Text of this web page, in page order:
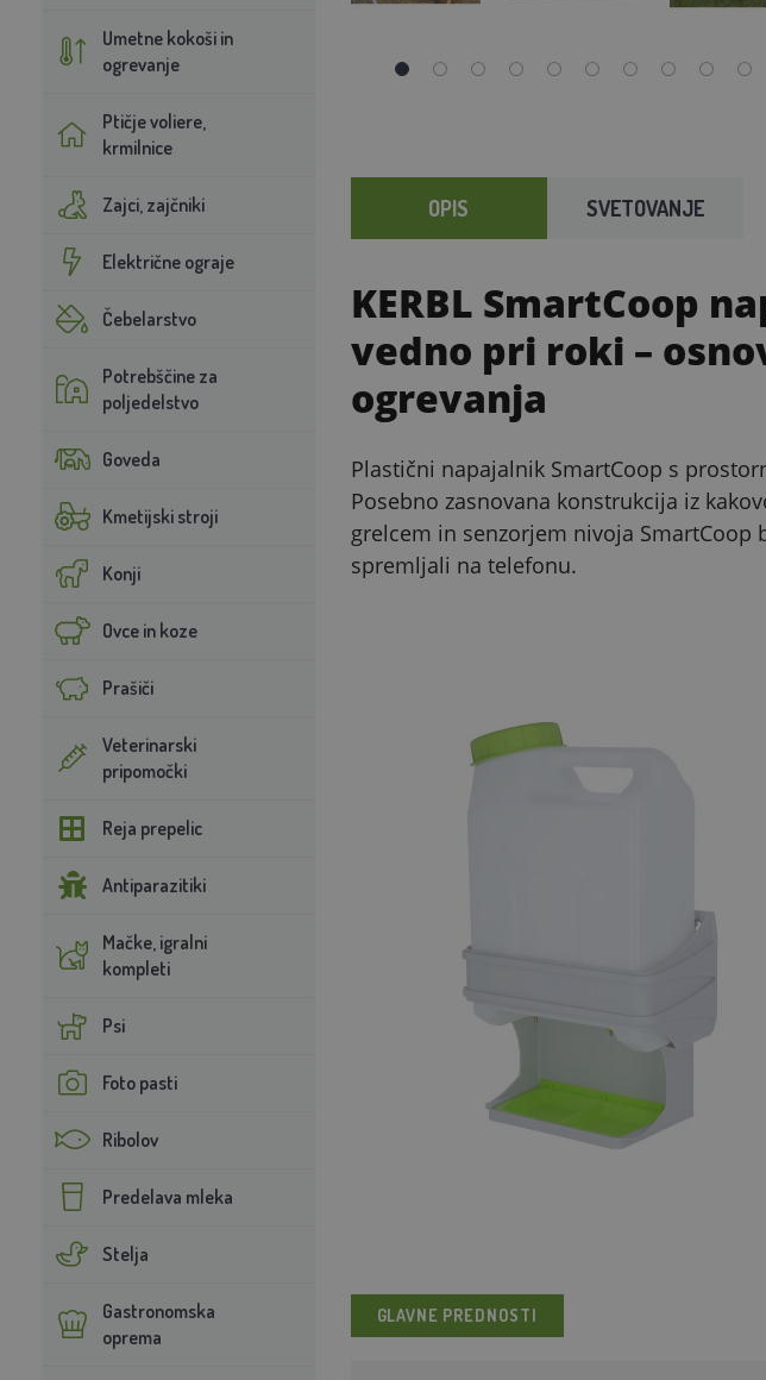
Umetne kokoši in
ogrevanje
Ptičje voliere,
krmilnice
Zajci, zajčniki
Električne ograje
Čebelarstvo
Potrebščine za
poljedelstvo
Goveda
Kmetijski stroji
Konji
Ovce in koze
Prašiči
Veterinarski
pripomočki
Reja prepelic
Antiparazitiki
Mačke, igralni
kompleti
Psi
Foto pasti
Ribolov
Predelava mleka
Stelja
Gastronomska
oprema
OPIS SVETOVANJE
KERBL SmartCoop
vedno pri roki –
ogrevanja
Plastični napajalnik SmartCoop s
Posebno zasnovana konstrukcija iz
grelcem in senzorjem nivoja SmartCoop
spremljali na telefonu.
GLAVNE PREDNOSTI